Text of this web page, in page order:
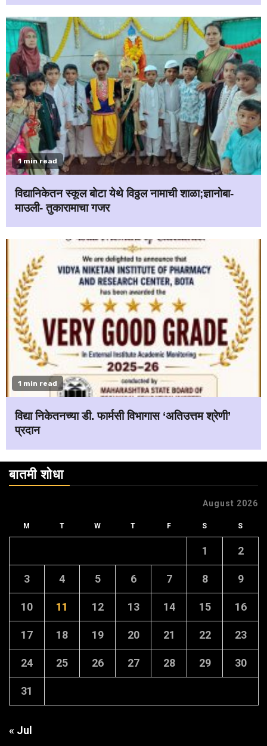
1 min read
विद्यानिकेतन स्कूल बोटा येथे विठ्ठल नामाची शाळा;ज्ञानोबा-
माउली- तुकारामाचा गजर
1 min read
विद्या निकेतनच्या डी. फार्मसी विभागास ‘अतिउत्तम श्रेणी’
प्रदान
बातमी शोधा
August 2026
M T W T F S S
1 2
3 4 5 6 7 8 9
10 11 12 13 14 15 16
17 18 19 20 21 22 23
24 25 26 27 28 29 30
31
« Jul